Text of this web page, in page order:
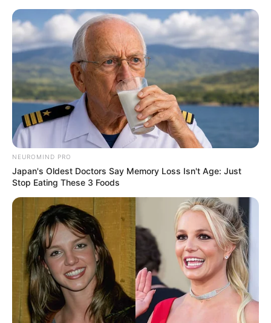
Neumarkt i. d. Oberpfalz, Postbauer-Heng und
Berg mit Umgebung
Hotels Veranstaltungen 20 km 40 km
NEUROMIND PRO
Japan's Oldest Doctors Say Memory Loss Isn't Age: Just
Stop Eating These 3 Foods